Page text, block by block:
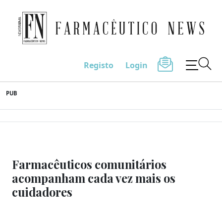
to
content
Farmacêutico News
Registo Login
PUB
Farmacêuticos comunitários
acompanham cada vez mais os
cuidadores